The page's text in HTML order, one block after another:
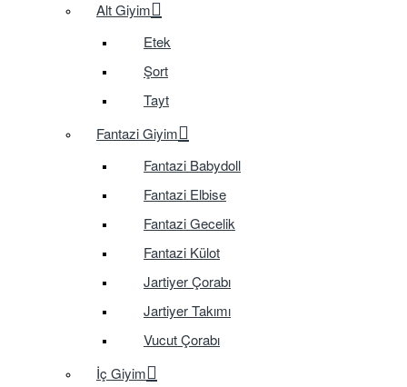
Alt Giyim
Etek
Şort
Tayt
Fantazi Giyim
Fantazi Babydoll
Fantazi Elbise
Fantazi Gecelik
Fantazi Külot
Jartiyer Çorabı
Jartiyer Takımı
Vucut Çorabı
İç Giyim